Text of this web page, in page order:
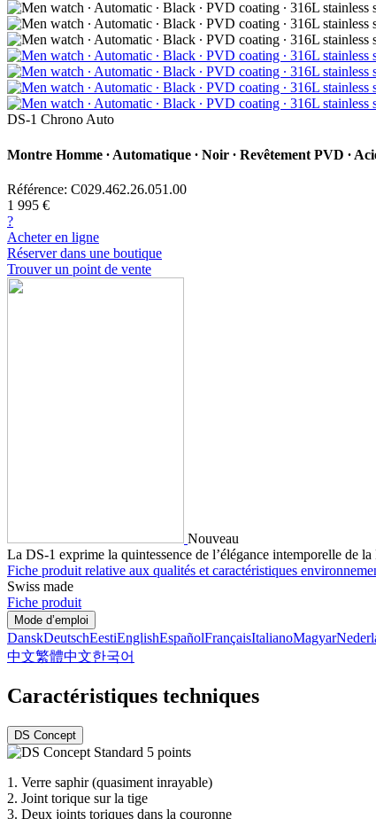
DS-1 Chrono Auto
Montre Homme ∙ Automatique ∙ Noir ∙ Revêtement PVD ∙
Référence: C029.462.26.051.00
1 995 €
?
Acheter en ligne
Réserver dans une boutique
Trouver un point de vente
Nouveau
La DS-1 exprime la quintessence de l’élégance intemporelle de
Fiche produit relative aux qualités et caractéristiques
Swiss made
Fiche produit
Mode d’emploi
DanskDeutschEestiEnglishEspañolFrançaisItalianoMagyar
中文繁體中文한국어
Caractéristiques techniques
DS Concept
1. Verre saphir (quasiment inrayable)
2. Joint torique sur la tige
3. Deux joints toriques dans la couronne